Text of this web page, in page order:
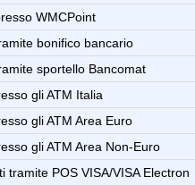
WMCPoint
bonifico bancario
sportello Bancomat
gli ATM Italia
gli ATM Area Euro
gli ATM Area Non-Euro
tramite POS VISA/VISA Electron